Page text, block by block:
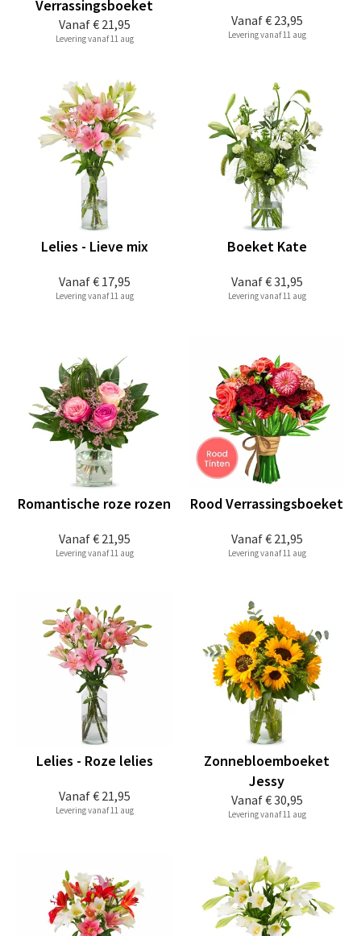
Vanaf€ 21,95
Verrassingsboeket
Levering vanaf 11 aug
Vanaf€ 23,95
Levering vanaf 11 aug
Vanaf€ 17,95
Lelies - Lieve mix
Levering vanaf 11 aug
Vanaf€ 31,95
Boeket Kate
Levering vanaf 11 aug
Vanaf€ 21,95
Romantische roze rozen
Levering vanaf 11 aug
Vanaf€ 21,95
Rood Verrassingsboeket
Levering vanaf 11 aug
Vanaf€ 21,95
Lelies - Roze lelies
Levering vanaf 11 aug
Vanaf€ 30,95
Zonnebloemboeket
Jessy
Levering vanaf 11 aug